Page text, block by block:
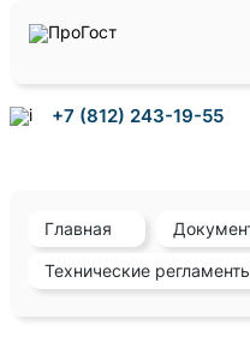
+7 (812) 243-19-55
Главная
Технические